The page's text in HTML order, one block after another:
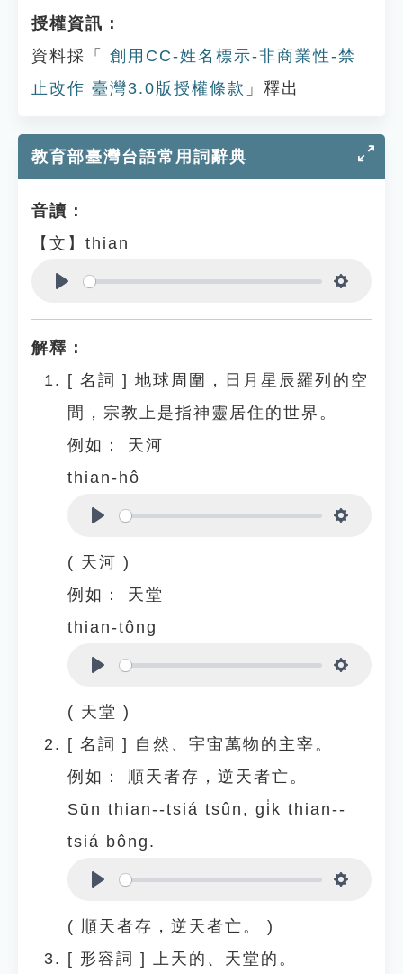
授權資訊：
資料採「
創用CC-姓名標示-非商業性-禁
止改作 臺灣3.0版授權條款 」釋出
教育部臺灣台語常用詞辭典
音讀：
【文】thian
解釋：
[ 名詞 ] 地球周圍，日月星辰羅列的空
間，宗教上是指神靈居住的世界。
例如：
天河
thian-hô
( 天河 )
例如：
天堂
thian-tông
( 天堂 )
[ 名詞 ] 自然、宇宙萬物的主宰。
例如：
順天者存，逆天者亡。
Sūn thian--tsiá tsûn, gi̍k thian--
tsiá bông.
( 順天者存，逆天者亡。 )
[ 形容詞 ] 上天的、天堂的。